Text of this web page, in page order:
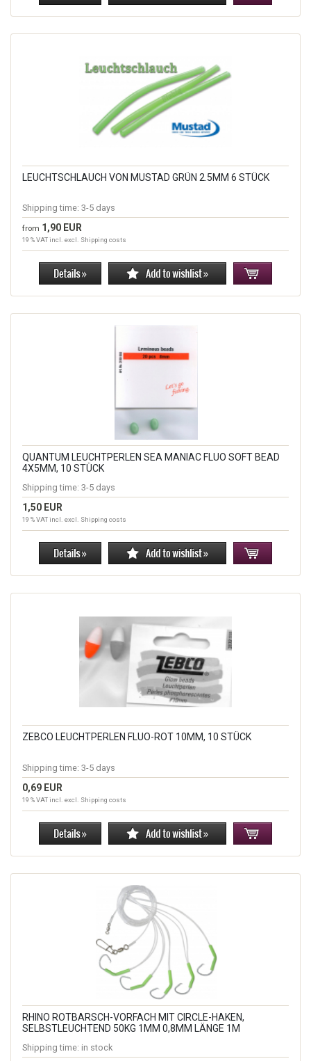
LEUCHTSCHLAUCH VON MUSTAD GRÜN 2.5MM 6 STÜCK
Shipping time: 3-5 days
from 1,90 EUR
19 % VAT incl. excl. Shipping costs
QUANTUM LEUCHTPERLEN SEA MANIAC FLUO SOFT BEAD
4X5MM, 10 STÜCK
Shipping time: 3-5 days
1,50 EUR
19 % VAT incl. excl. Shipping costs
ZEBCO LEUCHTPERLEN FLUO-ROT 10MM, 10 STÜCK
Shipping time: 3-5 days
0,69 EUR
19 % VAT incl. excl. Shipping costs
RHINO ROTBARSCH-VORFACH MIT CIRCLE-HAKEN,
SELBSTLEUCHTEND 50KG 1MM 0,8MM LÄNGE 1M
Shipping time: in stock